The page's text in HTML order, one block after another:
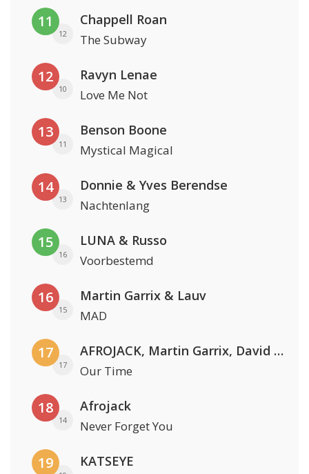
11
12
Chappell Roan
The Subway
12
10
Ravyn Lenae
Love Me Not
13
11
Benson Boone
Mystical Magical
14
13
Donnie & Yves Berendse
Nachtenlang
15
16
LUNA & Russo
Voorbestemd
16
15
Martin Garrix & Lauv
MAD
17
17
AFROJACK, Martin Garrix, David Guetta & Amél
Our Time
18
14
Afrojack
Never Forget You
19 KATSEYE